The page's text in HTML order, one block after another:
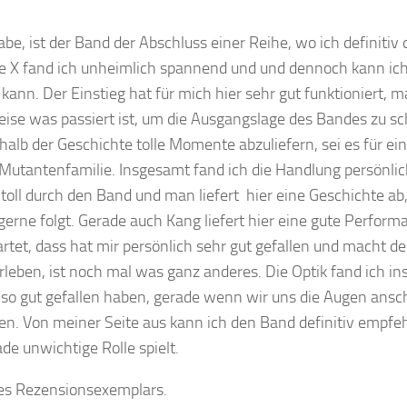
ist der Band der Abschluss einer Reihe, wo ich definitiv
X fand ich unheimlich spannend und und dennoch kann
Der Einstieg hat für mich hier sehr gut funktioniert,
was passiert ist, um die Ausgangslage des Bandes zu
der Geschichte tolle Momente abzuliefern, sei es für
Insgesamt fand ich die Handlung
durch den Band und man liefert hier eine Geschichte
folgt. Gerade auch Kang liefert hier eine gute
dass hat mir persönlich sehr gut gefallen und macht
ist noch mal was ganz anderes. Die Optik fand ich
gut gefallen haben, gerade wenn wir uns die Augen
Von meiner Seite aus kann ich den Band definitiv
unwichtige Rolle spielt.
Rezensionsexemplars.